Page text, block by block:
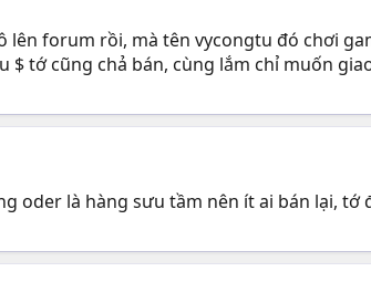
lên forum rồi, mà tên vycongtu đó chơi
$ tớ cũng chả bán, cùng lắm chỉ muốn
oder là hàng sưu tầm nên ít ai bán lại,